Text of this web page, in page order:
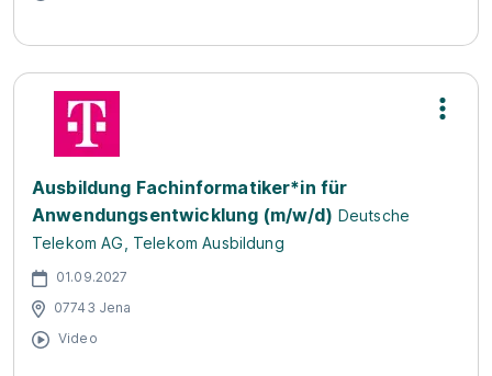
Ausbildung Fachinformatiker*in für
Anwendungsentwicklung (m/w/d) Deutsche
Telekom AG, Telekom Ausbildung
01.09.2027
07743 Jena
Video